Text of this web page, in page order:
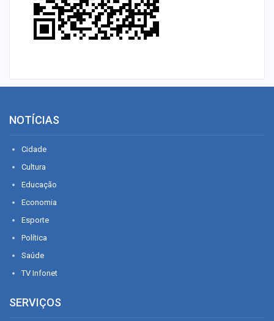
NOTÍCIAS
Cidade
Cultura
Educação
Economia
Esporte
Política
Saúde
TV Infonet
SERVIÇOS